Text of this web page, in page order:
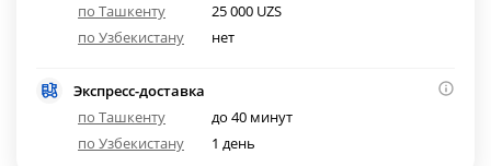
по Ташкенту
25 000 UZS
по Узбекистану
нет
Экспресс-доставка
по Ташкенту
до 40 минут
по Узбекистану
1 день